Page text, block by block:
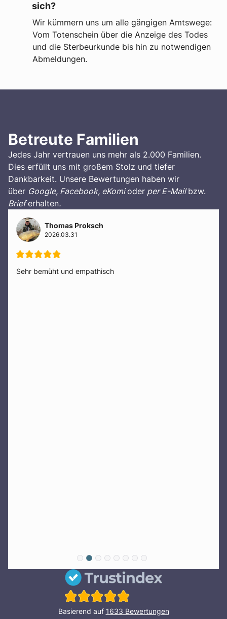
sich?
Wir kümmern uns um alle gängigen Amtswege:
Vom Totenschein über die Anzeige des Todes
und die Sterbeurkunde bis hin zu notwendigen
Abmeldungen.
Betreute Familien
Jedes Jahr vertrauen uns mehr als 2.000 Familien.
Dies erfüllt uns mit großem Stolz und tiefer
Dankbarkeit. Unsere Bewertungen haben wir
über Google, Facebook, eKomioder per E-Mailbzw.
Brieferhalten.
Thomas Proksch
2026.03.31
Sehr bemüht und empathisch
Basierend auf 1633 Bewertungen